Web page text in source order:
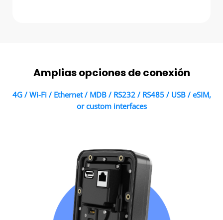
Amplias opciones de conexión
4G / Wi-Fi / Ethernet / MDB / RS232 / RS485 / USB / eSIM,
or custom interfaces